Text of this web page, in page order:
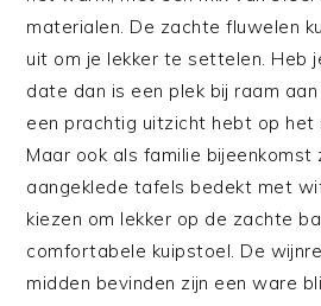
materialen. De zachte fluwelen
uit om je lekker te settelen. Heb
date dan is een plek bij raam
een prachtig uitzicht hebt op het
Maar ook als familie bijeenkomst
aangeklede tafels bedekt met
kiezen om lekker op de zachte
comfortabele kuipstoel. De
midden bevinden zijn een ware